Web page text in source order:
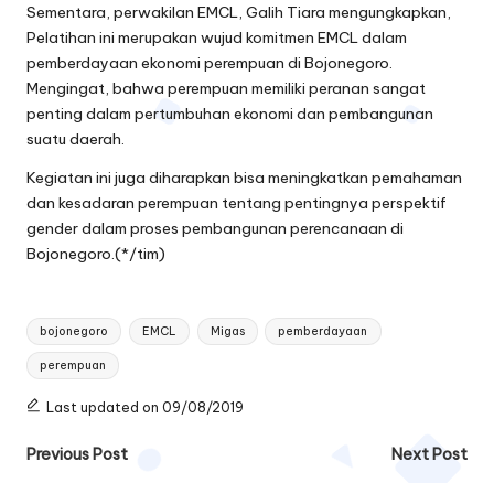
Sementara, perwakilan EMCL, Galih Tiara mengungkapkan,
Pelatihan ini merupakan wujud komitmen EMCL dalam
pemberdayaan ekonomi perempuan di Bojonegoro.
Mengingat, bahwa perempuan memiliki peranan sangat
penting dalam pertumbuhan ekonomi dan pembangunan
suatu daerah.
Kegiatan ini juga diharapkan bisa meningkatkan pemahaman
dan kesadaran perempuan tentang pentingnya perspektif
gender dalam proses pembangunan perencanaan di
Bojonegoro.(*/tim)
Tags:
bojonegoro EMCL Migas pemberdayaan
perempuan
Last updated on 09/08/2019
Post
Previous Post
Next Post